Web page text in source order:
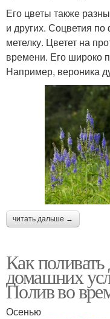
Его цветы также
и других. Соцветия
метелку. Цветет на
времени. Его широко
Например, вероника
читать дальше →
Как поливать
домашних
Полив во
Осенью